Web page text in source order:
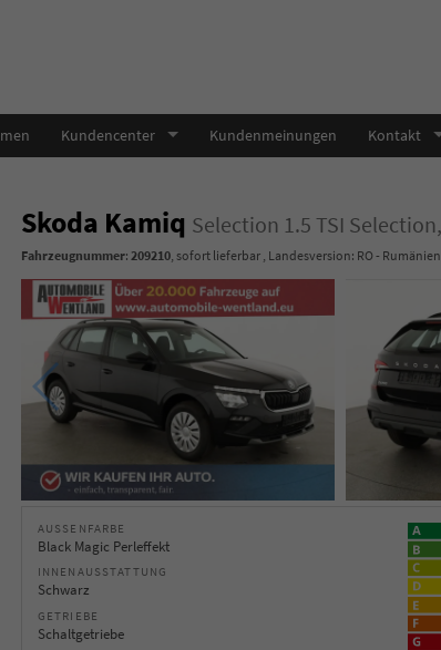
Kundencenter Kundenmeinungen Kontakt
Skoda Kamiq Selection 1.5 TSI
Fahrzeugnummer: 209210, sofort lieferbar, Landesversion: RO - Rumänien,
AUSSENFARBE
Black Magic Perleffekt
INNENAUSSTATTUNG
Schwarz
GETRIEBE
Schaltgetriebe